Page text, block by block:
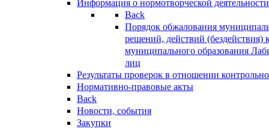
Информация о нормотворческой деятельности
Back
Порядок обжалования
решений, действий (бездействия)
муниципального образования
лиц
Результаты проверок в отношении
Нормативно-правовые акты
Back
Новости, события
Закупки